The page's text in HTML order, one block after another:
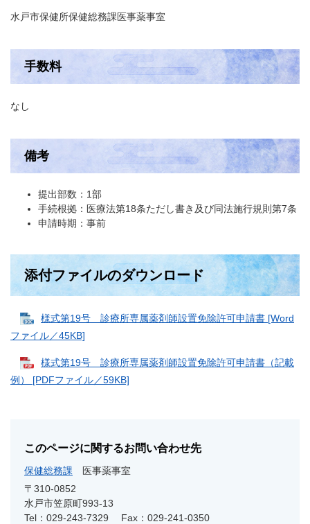
水戸市保健所保健総務課医事薬事室
手数料
なし
備考
提出部数：1部
手続根拠：医療法第18条ただし書き及び同法施行規則第7条
申請時期：事前
添付ファイルのダウンロード
様式第19号 診療所専属薬剤師設置免除許可申請書 [Word
ファイル／45KB]
様式第19号 診療所専属薬剤師設置免除許可申請書（記載
例） [PDFファイル／59KB]
このページに関するお問い合わせ先
保健総務課
医事薬事室
〒310-0852
水戸市笠原町993-13
Tel：029-243-7329
Fax：029-241-0350